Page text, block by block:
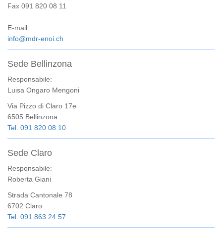
Fax 091 820 08 11
E-mail:
info@mdr-enoi.ch
Sede Bellinzona
Responsabile:
Luisa Ongaro Mengoni
Via Pizzo di Claro 17e
6505 Bellinzona
Tel. 091 820 08 10
Sede Claro
Responsabile:
Roberta Giani
Strada Cantonale 78
6702 Claro
Tel. 091 863 24 57